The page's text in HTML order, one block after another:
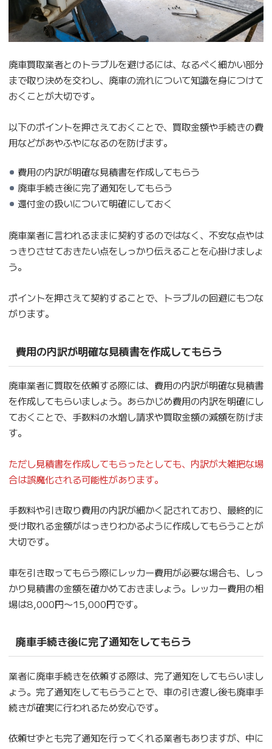
廃車買取業者とのトラブルを避けるには、なるべく細かい部分
まで取り決めを交わし、廃車の流れについて知識を身につけて
おくことが大切です。
以下のポイントを押さえておくことで、買取金額や手続きの費
用などがあやふやになるのを防げます。
費用の内訳が明確な見積書を作成してもらう
廃車手続き後に完了通知をしてもらう
還付金の扱いについて明確にしておく
廃車業者に言われるままに契約するのではなく、不安な点やは
っきりさせておきたい点をしっかり伝えることを心掛けましょ
う。
ポイントを押さえて契約することで、トラブルの回避にもつな
がります。
費用の内訳が明確な見積書を作成してもらう
廃車業者に買取を依頼する際には、費用の内訳が明確な見積書
を作成してもらいましょう。あらかじめ費用の内訳を明確にし
ておくことで、手数料の水増し請求や買取金額の減額を防げま
す。
ただし見積書を作成してもらったとしても、内訳が大雑把な場
合は誤魔化される可能性があります。
手数料や引き取り費用の内訳が細かく記されており、最終的に
受け取れる金額がはっきりわかるように作成してもらうことが
大切です。
車を引き取ってもらう際にレッカー費用が必要な場合も、しっ
かり見積書の金額を確かめておきましょう。レッカー費用の相
場は8,000円〜15,000円です。
廃車手続き後に完了通知をしてもらう
業者に廃車手続きを依頼する際は、完了通知をしてもらいまし
ょう。完了通知をしてもらうことで、車の引き渡し後も廃車手
続きが確実に行われるため安心です。
依頼せずとも完了通知を行ってくれる業者もありますが、中に